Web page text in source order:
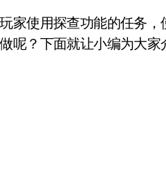
？下面就让小编为大家